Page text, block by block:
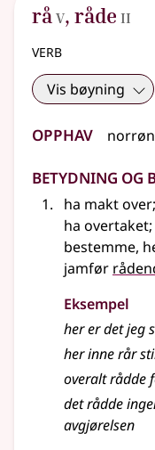
rå 5
V, råde 2
II
verb
Vis bøyning
Opphav
Betydning og
ha makt over;
ha overtaket;
bestemme,
jamfør
Eksempel
her er det jeg
her inne rår
overalt rådde
det rådde
avgjørelsen